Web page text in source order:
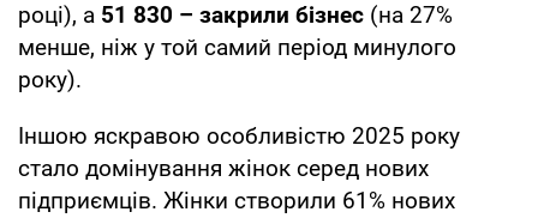
році), а 51 830 – закрили бізнес (на 27%
менше, ніж у той самий період минулого
року).
Іншою яскравою особливістю 2025 року
стало домінування жінок серед нових
підприємців. Жінки створили 61% нових